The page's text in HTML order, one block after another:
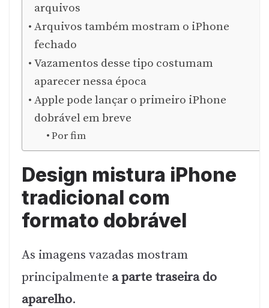
arquivos
Arquivos também mostram o iPhone
fechado
Vazamentos desse tipo costumam
aparecer nessa época
Apple pode lançar o primeiro iPhone
dobrável em breve
Por fim
Design mistura iPhone
tradicional com
formato dobrável
As imagens vazadas mostram
principalmente a parte traseira do
aparelho.